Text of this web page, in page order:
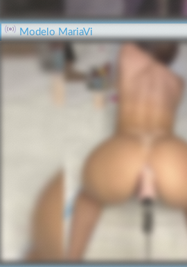
Modelo MariaVi